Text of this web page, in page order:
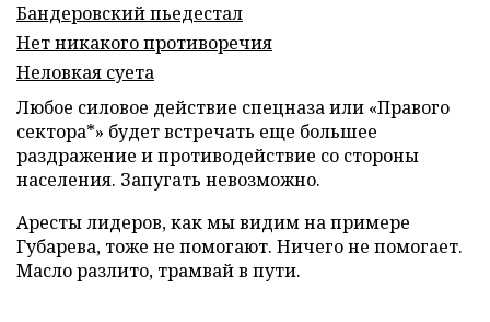
Бандеровский пьедестал
Нет никакого противоречия
Неловкая суета
Любое силовое действие спецназа или «Правого
сектора*» будет встречать еще большее
раздражение и противодействие со стороны
населения. Запугать невозможно.
Аресты лидеров, как мы видим на примере
Губарева, тоже не помогают. Ничего не помогает.
Масло разлито, трамвай в пути.